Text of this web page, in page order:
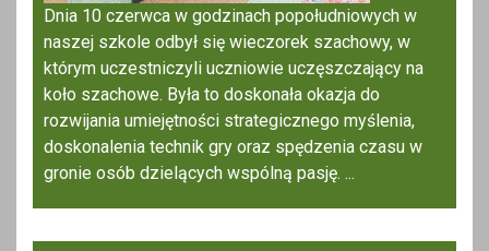
Dnia 10 czerwca w godzinach popołudniowych w
naszej szkole odbył się wieczorek szachowy, w
którym uczestniczyli uczniowie uczęszczający na
koło szachowe. Była to doskonała okazja do
rozwijania umiejętności strategicznego myślenia,
doskonalenia technik gry oraz spędzenia czasu w
gronie osób dzielących wspólną pasję. ...